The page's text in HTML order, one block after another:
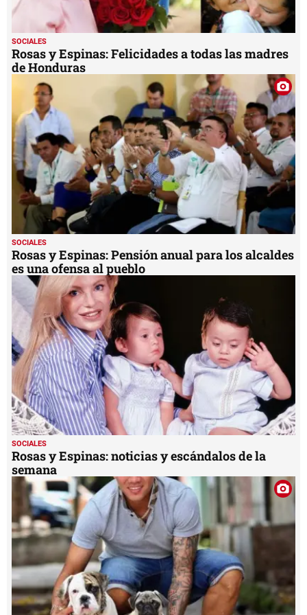
SOCIALES
Rosas y Espinas: Felicidades a todas las madres
de Honduras
SOCIALES
Rosas y Espinas: Pensión anual para los alcaldes
es una ofensa al pueblo
SOCIALES
Rosas y Espinas: noticias y escándalos de la
semana